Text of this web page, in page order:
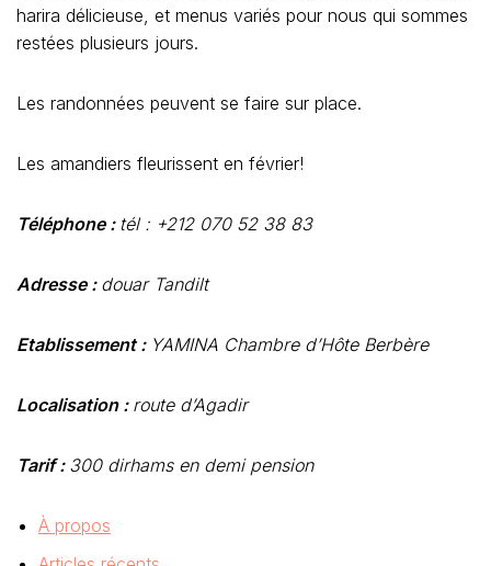
harira délicieuse, et menus variés pour nous qui sommes
restées plusieurs jours.
Les randonnées peuvent se faire sur place.
Les amandiers fleurissent en février!
Téléphone : tél : +212 070 52 38 83
Adresse : douar Tandilt
Etablissement : YAMINA Chambre d’Hôte Berbère
Localisation : route d’Agadir
Tarif : 300 dirhams en demi pension
À propos